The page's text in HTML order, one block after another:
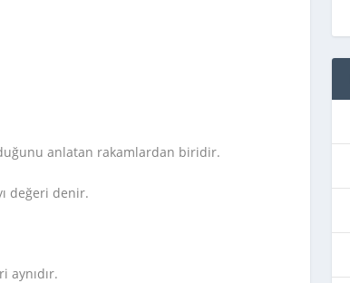
anlatan rakamlardan biridir.
değeri denir.
aynıdır.